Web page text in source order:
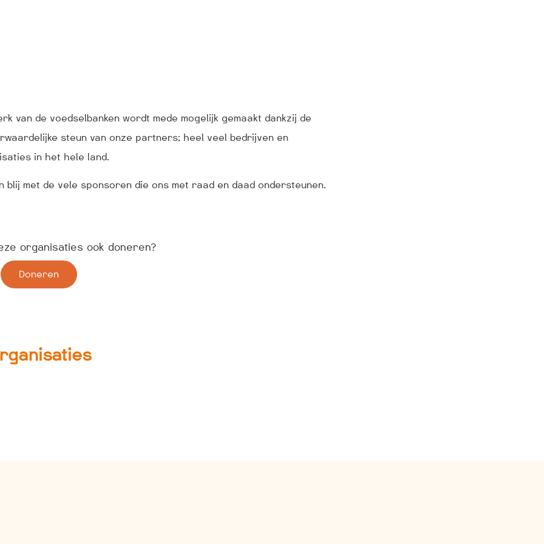
van de voedselbanken wordt mede mogelijk gemaakt dankzij de
steun van onze partners; heel veel bedrijven en
in het hele land.
blij met de vele sponsoren die ons met raad en daad ondersteunen.
organisaties ook doneren?
Doneren